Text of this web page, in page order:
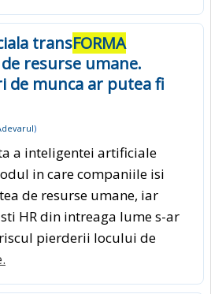
transFORMA
resurse umane.
de munca ar putea fi
)
a inteligentei artificiale
in care companiile isi
de resurse umane, iar
HR din intreaga lume s-ar
pierderii locului de